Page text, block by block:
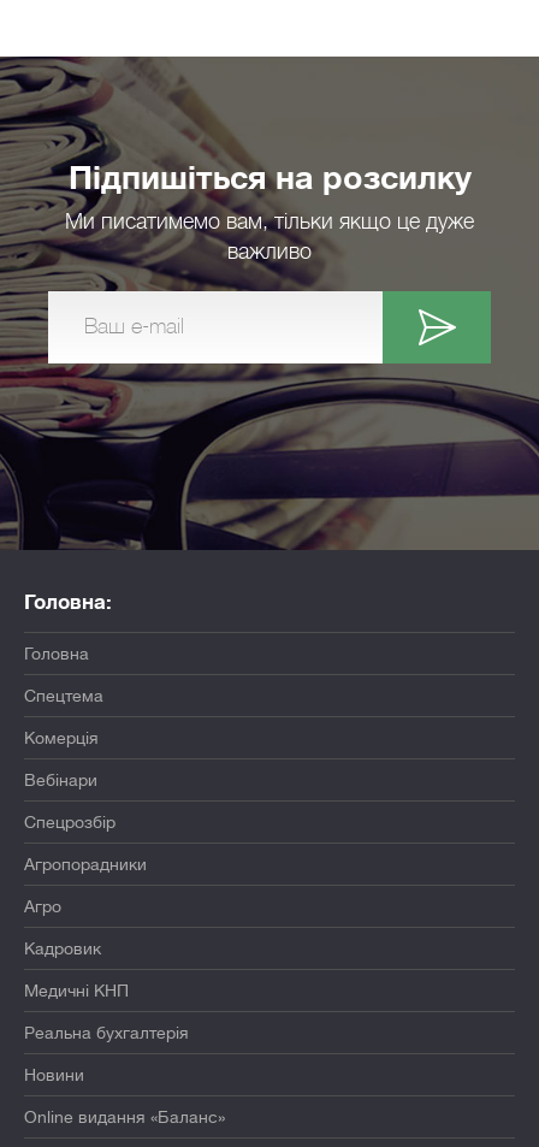
Підпишіться на розсилку
Ми писатимемо вам, тільки якщо це дуже
важливо
Ваш e-mail
Головна:
Головна
Спецтема
Комерція
Вебінари
Спецрозбір
Агропорадники
Агро
Кадровик
Медичні КНП
Реальна бухгалтерія
Новини
Online видання «Баланс»